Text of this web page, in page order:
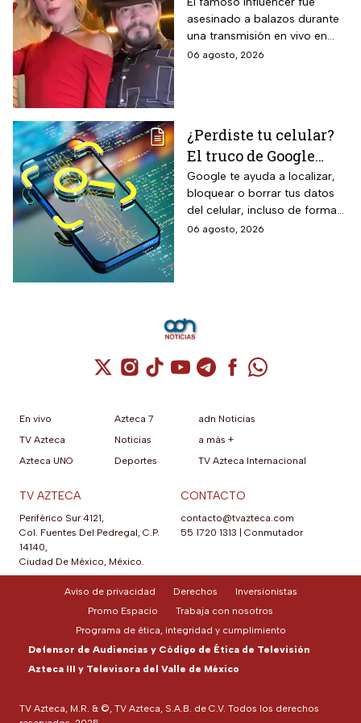
mediante cepillo de ixtle sin
necesidad de tela de refuerzo
adicional.
influencer en redes
sociales: “La cita
fresita” | VIDEO
asesinado a balazos durante
una transmisión en vivo en
calles del municipio de
06 agosto, 2026
¿Perdiste tu celular?
El truco de Google
para localizarlo y
proteger tus datos
Google te ayuda a localizar,
bloquear o borrar tus datos
del celular, incluso de forma
remota; debes tener activada
06 agosto, 2026
Cuenta de X / Twitter (se abre en una
Cuenta de Instagram (se abre en una
Cuenta de TikTok (se abre en
Cuenta de YouTube (se abre
Cuenta de Telegram (se
Cuenta de
Cuenta de
En vivo
TV Azteca
Azteca UNO
Azteca 7
Noticias
Deportes
adn Noticias
a más +
TV Azteca Internacional
TV AZTECA
Periférico Sur 4121,
Col. Fuentes Del Pedregal, C.P.
14140,
Ciudad De México, México.
CONTACTO
contacto@tvazteca.com
55 1720 1313
Conmutador
TV Azteca, M.R. & ©, TV Azteca, S.A.B. de C.V. Todos los derechos
Aviso de privacidad Derechos
Inversionistas
Promo Espacio
Trabaja con nosotros
Programa de ética, integridad y cumplimiento
Defensor de Audiencias y Código de Ética de Televisión
Azteca III y Televisora del Valle de México